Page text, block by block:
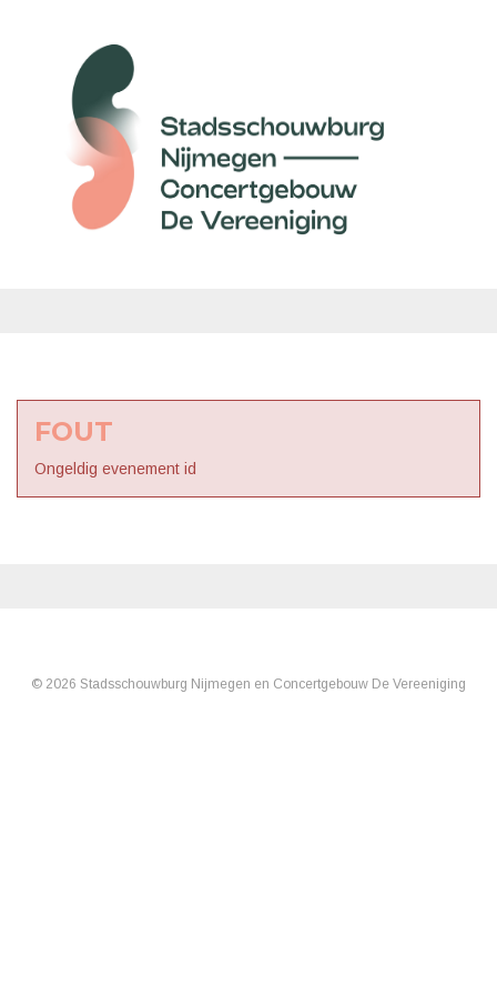
FOUT
Ongeldig evenement id
© 2026 Stadsschouwburg Nijmegen en Concertgebouw De Vereeniging